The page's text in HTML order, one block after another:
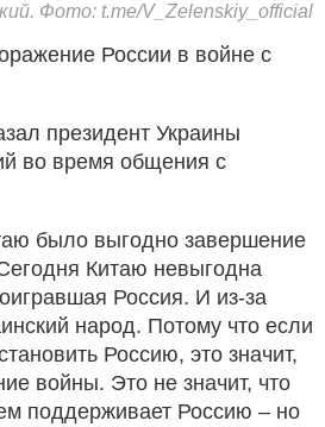
Фото: t.me/V_Zelenskiy_official
России в войне с
президент Украины
во время общения с
было выгодно завершение
Китаю невыгодна
Россия. И из-за
народ. Потому что если
Россию, это значит,
войны. Это не значит, что
поддерживает Россию – но